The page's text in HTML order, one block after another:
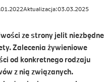
Aktualizacja:03.03.2025
ze strony jelit niezbędne
Zalecenia żywieniowe
od konkretnego rodzaju
z nią związanych.